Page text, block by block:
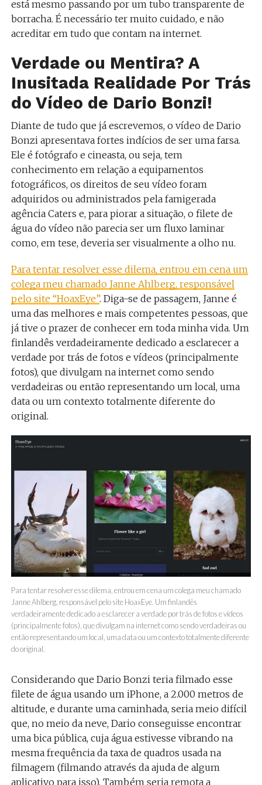
está mesmo passando por um tubo transparente de
borracha. É necessário ter muito cuidado, e não
acreditar em tudo que contam na internet.
Verdade ou Mentira? A
Inusitada Realidade Por Trás
do Vídeo de Dario Bonzi!
Diante de tudo que já escrevemos, o vídeo de Dario
Bonzi apresentava fortes indícios de ser uma farsa.
Ele é fotógrafo e cineasta, ou seja, tem
conhecimento em relação a equipamentos
fotográficos, os direitos de seu vídeo foram
adquiridos ou administrados pela famigerada
agência Caters e, para piorar a situação, o filete de
água do vídeo não parecia ser um fluxo laminar
como, em tese, deveria ser visualmente a olho nu.
Para tentar resolver esse dilema, entrou em cena um
colega meu chamado Janne Ahlberg, responsável
pelo site “HoaxEye”. Diga-se de passagem, Janne é
uma das melhores e mais competentes pessoas, que
já tive o prazer de conhecer em toda minha vida. Um
finlandês verdadeiramente dedicado a esclarecer a
verdade por trás de fotos e vídeos (principalmente
fotos), que divulgam na internet como sendo
verdadeiras ou então representando um local, uma
data ou um contexto totalmente diferente do
original.
Para tentar resolver esse dilema, entrou em cena um colega meu chamado
Janne Ahlberg, responsável pelo site HoaxEye. Um finlandês
verdadeiramente dedicado a esclarecer a verdade por trás de fotos e vídeos
(principalmente fotos), que divulgam na internet como sendo verdadeiras ou
então representando um local, uma data ou um contexto totalmente diferente
do original.
Considerando que Dario Bonzi teria filmado esse
filete de água usando um iPhone, a 2.000 metros de
altitude, e durante uma caminhada, seria meio difícil
que, no meio da neve, Dario conseguisse encontrar
uma bica pública, cuja água estivesse vibrando na
mesma frequência da taxa de quadros usada na
filmagem (filmando através da ajuda de algum
aplicativo para isso). Também seria remota a